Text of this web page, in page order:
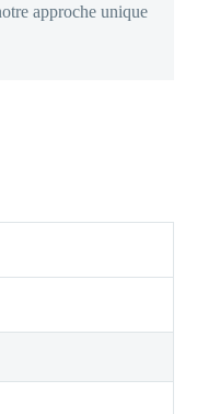
approche unique